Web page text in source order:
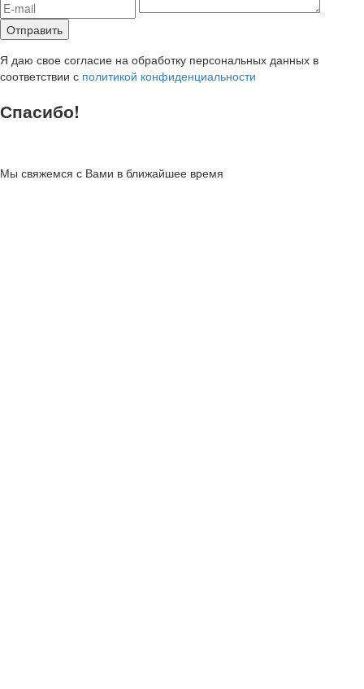
Я даю свое согласие на обработку персональных данных в
соответствии с политикой конфиденциальности
Спасибо!
Мы свяжемся с Вами в ближайшее время